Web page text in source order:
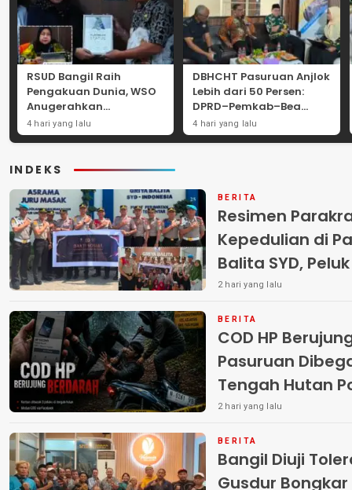
RSUD Bangil Raih
Pengakuan Dunia, WSO
Anugerahkan
Penghargaan
Internasional untuk
4 hari yang lalu
DBHCHT Pasuruan Anjlok
Lebih dari 50 Persen:
DPRD–Pemkab–Bea
Cukai Perkuat Perang
Melawan Peredaran
4 hari yang lalu
INDEKS
BERITA
Resimen
Kepedulian di
Balita SYD,
Terlantar
2 hari yang lalu
BERITA
COD HP
Pasuruan
Tengah Hutan Polisi Buru Tiga
Pelaku
2 hari yang lalu
BERITA
Bangil Diuji
Gusdur